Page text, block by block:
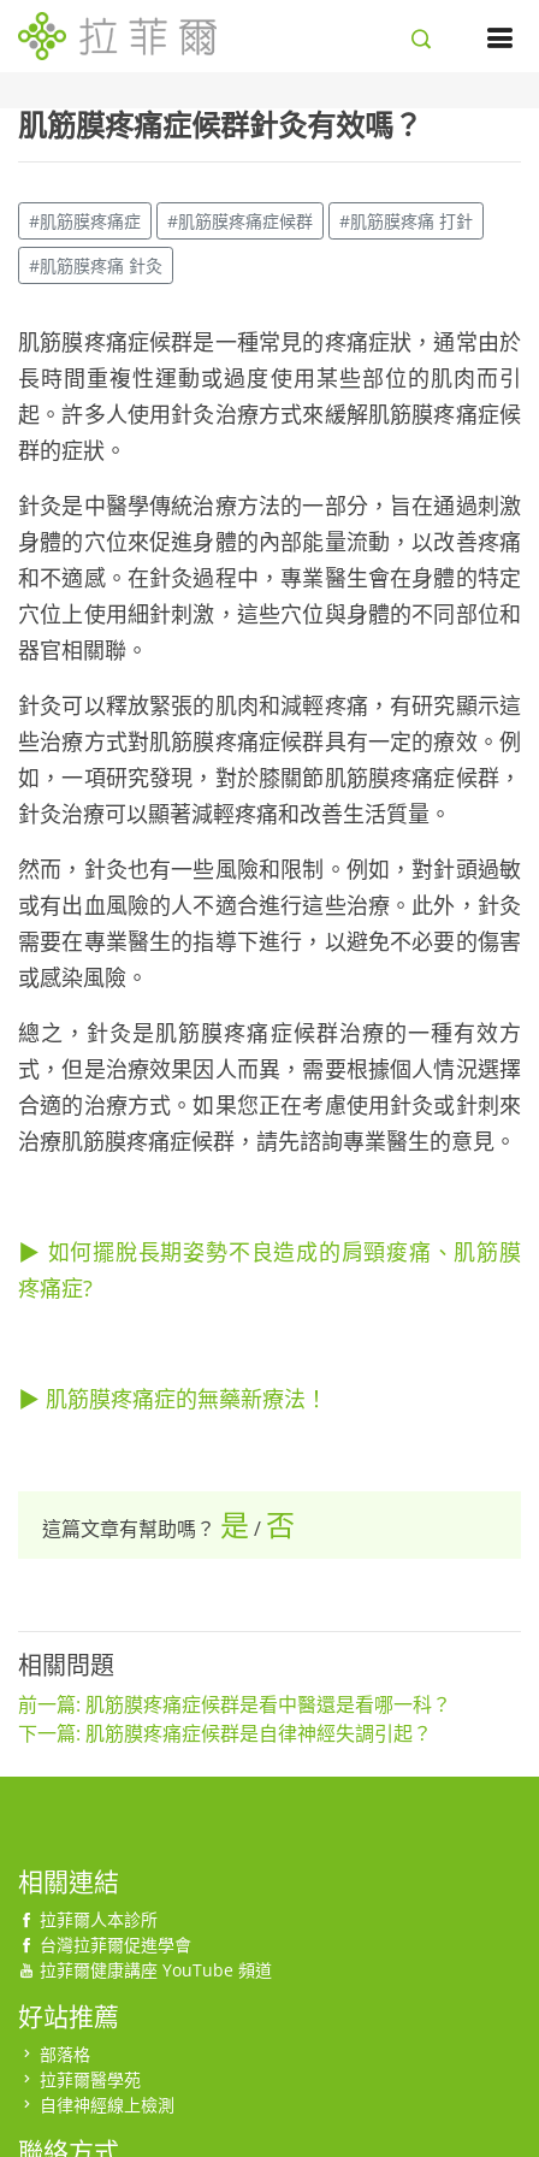
肌筋膜疼痛症候群針灸有效嗎？
#肌筋膜疼痛症 #肌筋膜疼痛症候群
#肌筋膜疼痛 打針
#肌筋膜疼痛 針灸
肌筋膜疼痛症候群是一種常見的疼痛症狀，通常由於
長時間重複性運動或過度使用某些部位的肌肉而引
起。許多人使用針灸治療方式來緩解肌筋膜疼痛症候
群的症狀。
針灸是中醫學傳統治療方法的一部分，旨在通過刺激
身體的穴位來促進身體的內部能量流動，以改善疼痛
和不適感。在針灸過程中，專業醫生會在身體的特定
穴位上使用細針刺激，這些穴位與身體的不同部位和
器官相關聯。
針灸可以釋放緊張的肌肉和減輕疼痛，有研究顯示這
些治療方式對肌筋膜疼痛症候群具有一定的療效。例
如，一項研究發現，對於膝關節肌筋膜疼痛症候群，
針灸治療可以顯著減輕疼痛和改善生活質量。
然而，針灸也有一些風險和限制。例如，對針頭過敏
或有出血風險的人不適合進行這些治療。此外，針灸
需要在專業醫生的指導下進行，以避免不必要的傷害
或感染風險。
總之，針灸是肌筋膜疼痛症候群治療的一種有效方
式，但是治療效果因人而異，需要根據個人情況選擇
合適的治療方式。如果您正在考慮使用針灸或針刺來
治療肌筋膜疼痛症候群，請先諮詢專業醫生的意見。
▶ 如何擺脫長期姿勢不良造成的肩頸痠痛、肌筋膜
疼痛症?
▶ 肌筋膜疼痛症的無藥新療法！
這篇文章有幫助嗎？ 是 / 否
相關問題
前一篇: 肌筋膜疼痛症候群是看中醫還是看哪一科？
下一篇: 肌筋膜疼痛症候群是自律神經失調引起？
相關連結
拉菲爾人本診所
台灣拉菲爾促進學會
拉菲爾健康講座 YouTube 頻道
好站推薦
部落格
拉菲爾醫學苑
自律神經線上檢測